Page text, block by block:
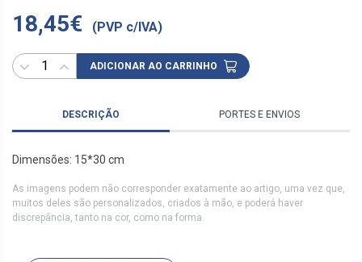
18,45€ (PVP c/IVA)
ADICIONAR AO CARRINHO
DESCRIÇÃO PORTES E ENVIOS
Dimensões: 15*30 cm
As imagens podem não corresponder exatamente ao artigo, uma vez que,
muitos deles são personalizados, criados à mão, e poderá haver
discrepância, tanto na cor, como na forma.